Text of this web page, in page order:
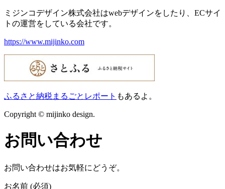
ミジンコデザイン株式会社はwebデザインをしたり、ECサイ
トの運営をしている会社です。
https://www.mijinko.com
ふるさと納税まるごとレポート もあるよ。
Copyright © mijinko design.
お問い合わせ
お問い合わせはお気軽にどうぞ。
お名前 (必須)